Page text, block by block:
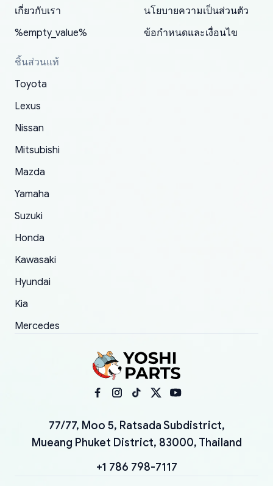
2022. The first two orders were received timely
and with no problems. The third order was not
received at all. According to yoshi's shipper, the
parcel was lost somewhere within the U.S.
replacement order was shipped and received.
The only reason for giving them 4 stars instead
order.
is packed well! More so, I am genuinely happy
about the updates whether the item I added to
my cart is available or not. It's hassle free, I've
had troubles on my previous orders but they
and giving me updates.
my VDJ79, thank you yoshi, for caring
packaging and also because i can look for all
parts needed for upgrading from LX to VX
toyota!.
เกี่ยวกับเรา
%empty_value%
นโยบายความเป็นส่วนตัว
ข้อกำหนดและเงื่อนไข
ชิ้นส่วนแท้
Toyota
Lexus
Nissan
Mitsubishi
Mazda
Yamaha
Suzuki
Honda
Kawasaki
Hyundai
Kia
Mercedes
77/77, Moo 5, Ratsada Subdistrict,
Mueang Phuket District, 83000, Thailand
+1 786 798-7117